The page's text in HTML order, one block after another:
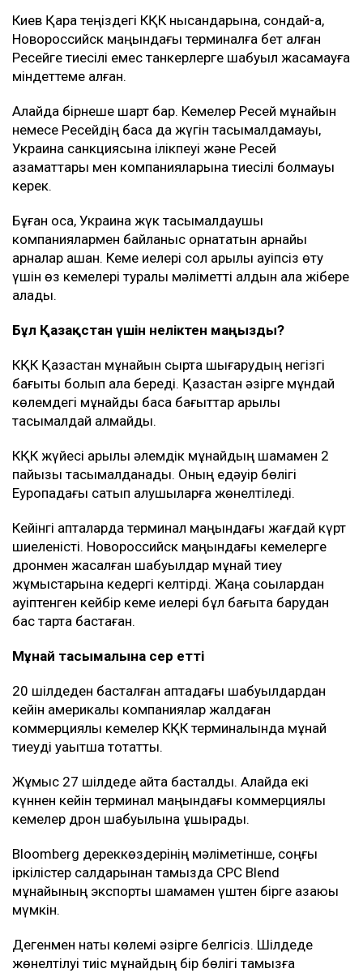
Киев Қара теңіздегі КҚК нысандарына, сондай-ақ,
Новороссийск маңындағы терминалға бет алған
Ресейге тиесілі емес танкерлерге шабуыл жасамауға
міндеттеме алған.
Алайда бірнеше шарт бар. Кемелер Ресей мұнайын
немесе Ресейдің басқа да жүгін тасымалдамауы,
Украина санкциясына ілікпеуі және Ресей
азаматтары мен компанияларына тиесілі болмауы
керек.
Бұған қоса, Украина жүк тасымалдаушы
компаниялармен байланыс орнататын арнайы
арналар ашқан. Кеме иелері сол арқылы қауіпсіз өту
үшін өз кемелері туралы мәліметті алдын ала жібере
алады.
Бұл Қазақстан үшін неліктен маңызды?
КҚК Қазақстан мұнайын сыртқа шығарудың негізгі
бағыты болып қала береді. Қазақстан әзірге мұндай
көлемдегі мұнайды басқа бағыттар арқылы
тасымалдай алмайды.
КҚК жүйесі арқылы әлемдік мұнайдың шамамен 2
пайызы тасымалданады. Оның едәуір бөлігі
Еуропадағы сатып алушыларға жөнелтіледі.
Кейінгі апталарда терминал маңындағы жағдай күрт
шиеленісті. Новороссийск маңындағы кемелерге
дронмен жасалған шабуылдар мұнай тиеу
жұмыстарына кедергі келтірді. Жаңа соққылардан
қауіптенген кейбір кеме иелері бұл бағытқа барудан
бас тарта бастаған.
Мұнай тасымалына әсер етті
20 шілдеден басталған аптадағы шабуылдардан
кейін америкалық компаниялар жалдаған
коммерциялық кемелер КҚК терминалында мұнай
тиеуді уақытша тоқтатты.
Жұмыс 27 шілдеде қайта басталды. Алайда екі
күннен кейін терминал маңындағы коммерциялық
кемелер дрон шабуылына ұшырады.
Bloomberg дереккөздерінің мәліметінше, соңғы
іркілістер салдарынан тамызда CPC Blend
мұнайының экспорты шамамен үштен бірге азаюы
мүмкін.
Дегенмен нақты көлемі әзірге белгісіз. Шілдеде
жөнелтілуі тиіс мұнайдың бір бөлігі тамызға